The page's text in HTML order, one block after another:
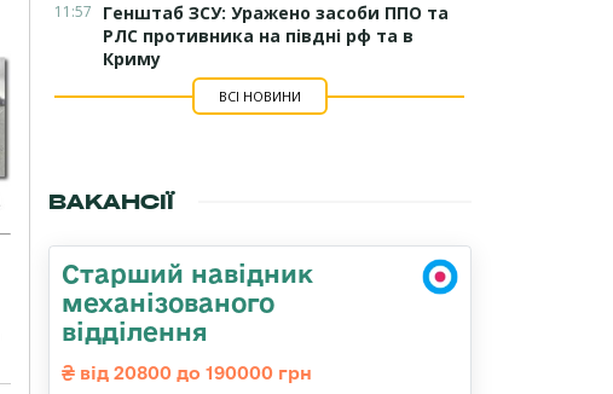
11:57
Генштаб ЗСУ: Уражено засоби ППО та
РЛС противника на півдні рф та в
Криму
ВСІ НОВИНИ
ВАКАНСІЇ
Старший навідник
механізованого
відділення
від 20800 до 190000 грн